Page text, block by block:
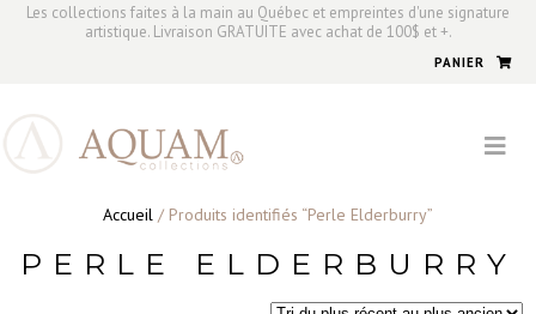
Les collections faites à la main au Québec et empreintes d'une signature
artistique. Livraison GRATUITE avec achat de 100$ et +.
PANIER
Accueil / Produits identifiés “Perle Elderburry”
PERLE ELDERBURRY